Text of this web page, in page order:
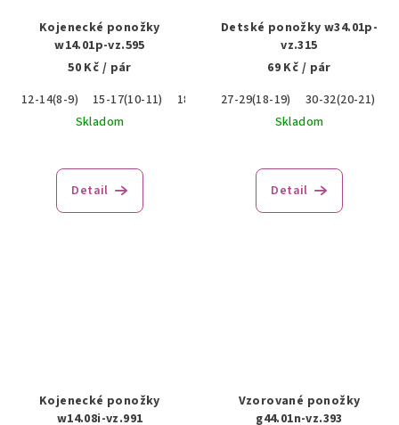
Kojenecké ponožky
w14.01p-vz.595
50 Kč / pár
12-14(8-9)
15-17(10-11)
18-20(12-13)
Skladom
Detail
Detské ponožky w34.01p-
vz.315
69 Kč / pár
27-29(18-19)
30-32(20-21)
Skladom
Detail
Kojenecké ponožky
w14.08i-vz.991
Vzorované ponožky
g44.01n-vz.393